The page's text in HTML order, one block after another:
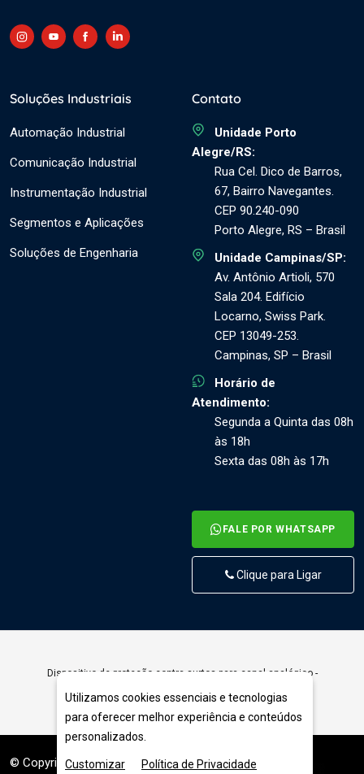
Soluções Industriais
Automação Industrial
Comunicação Industrial
Instrumentação Industrial
Segmentos e Aplicações
Soluções de Engenharia
Contato
Unidade Porto
Alegre/RS:
Rua Cel. Dico de Barros,
67, Bairro Navegantes.
CEP 90.240-090
Porto Alegre, RS – Brasil
Unidade Campinas/SP:
Av. Antônio Artioli, 570
Sala 204. Edifício
Locarno, Swiss Park.
CEP 13049-253.
Campinas, SP – Brasil
Horário de
Atendimento:
Segunda a Quinta das 08h
às 18h
Sexta das 08h às 17h
FALE POR WHATSAPP
Clique para Ligar
Dispositivo de proteção contra surtos para canal analógico -
SS2701
© Copyright 2026. DIVIA
Utilizamos cookies essenciais e tecnologias
para oferecer melhor experiência e conteúdos
personalizados.
Customizar Política de Privacidade